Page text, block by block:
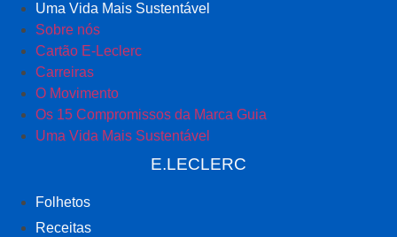
Uma Vida Mais Sustentável
Sobre nós
Cartão E-Leclerc
Carreiras
O Movimento
Os 15 Compromissos da Marca Guia
Uma Vida Mais Sustentável
E.LECLERC
Folhetos
Receitas